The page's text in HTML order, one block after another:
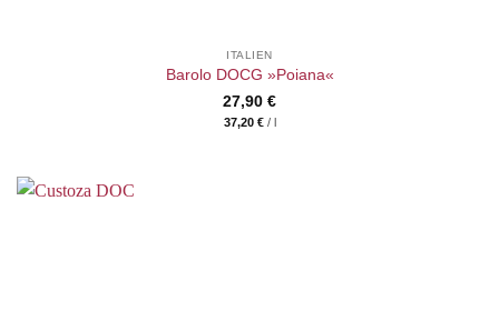
ITALIEN
Barolo DOCG »Poiana«
27,90 €
37,20 €/ l